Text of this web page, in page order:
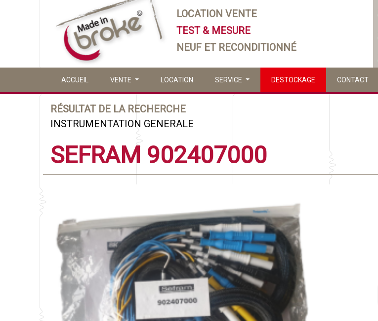
LOCATION VENTE
TEST & MESURE
NEUF ET RECONDITIONNÉ
ACCUEIL VENTE LOCATION SERVICE DESTOCKAGE CONTACT
RÉSULTAT DE LA RECHERCHE
INSTRUMENTATION GENERALE
SEFRAM 902407000